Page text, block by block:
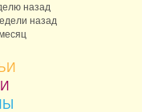
назад
назад